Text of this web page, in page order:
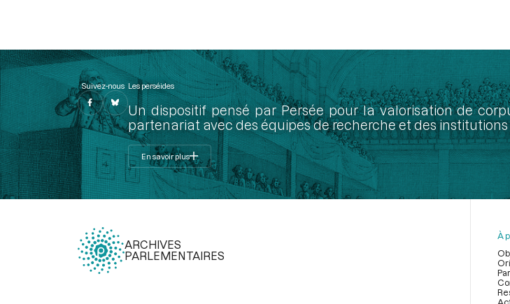
Suivez-nous Les perséides
Un dispositif pensé par Persée pour la valorisation de
partenariat avec des équipes de recherche et des
En savoir plus
ARCHIVES
PARLEMENTAIRES
À